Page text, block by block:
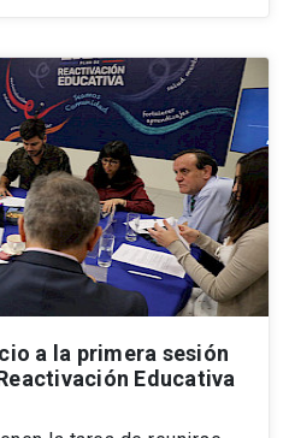
a la primera sesión
Educativa